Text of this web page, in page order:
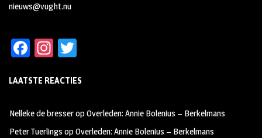
nieuws@vught.nu
Fa
b
oo
k
In
ag
m
tt
LAATSTE REACTIES
Nelleke de bresseropOverleden: Annie Bolenius – Berkelmans
Peter Tuerlings opOverleden: Annie Bolenius – Berkelmans